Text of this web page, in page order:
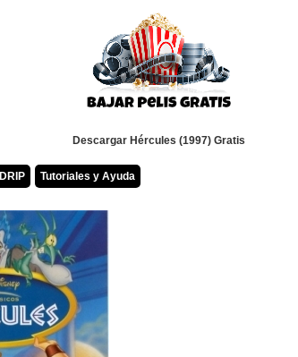
Descargar Hércules (1997) Gratis
Tutoriales y Ayuda